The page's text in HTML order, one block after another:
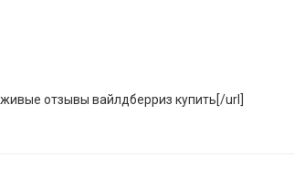
отзывы вайлдберриз купить[/url]